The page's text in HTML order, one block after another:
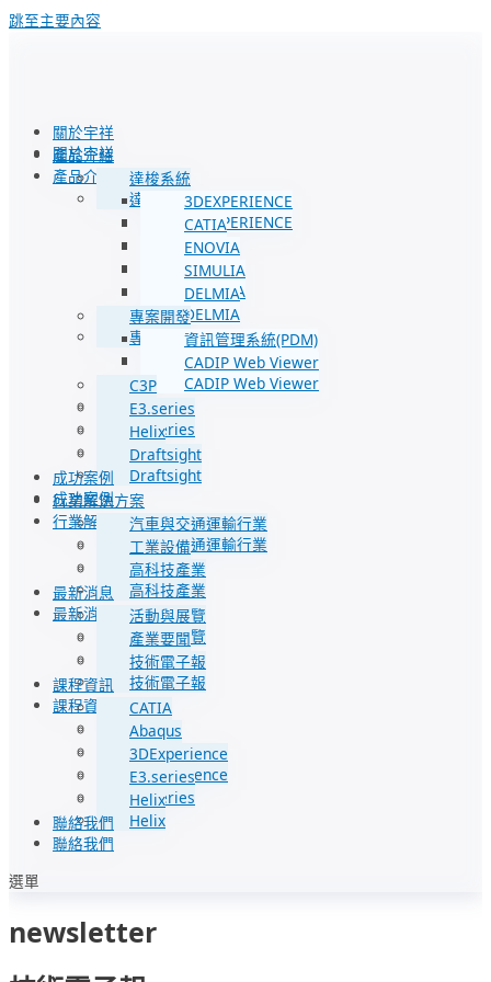
跳至主要內容
關於宇祥
產品介紹
達梭系統
3DEXPERIENCE
CATIA
ENOVIA
SIMULIA
DELMIA
專案開發
資訊管理系統(PDM)
CADIP Web Viewer
C3P
E3.series
Helix
Draftsight
成功案例
行業解決方案
汽車與交通運輸行業
工業設備
高科技產業
最新消息
活動與展覽
產業要聞
技術電子報
課程資訊
CATIA
Abaqus
3DExperience
E3.series
Helix
聯絡我們
選單
關於宇祥
產品介紹
達梭系統
3DEXPERIENCE
CATIA
ENOVIA
SIMULIA
DELMIA
專案開發
資訊管理系統(PDM)
CADIP Web Viewer
C3P
E3.series
Helix
Draftsight
成功案例
行業解決方案
汽車與交通運輸行業
工業設備
高科技產業
最新消息
活動與展覽
產業要聞
技術電子報
課程資訊
CATIA
Abaqus
3DExperience
E3.series
Helix
聯絡我們
newsletter